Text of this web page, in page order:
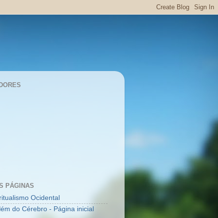
PÁGINAS
Ocidental
do Cérebro - Página inicial